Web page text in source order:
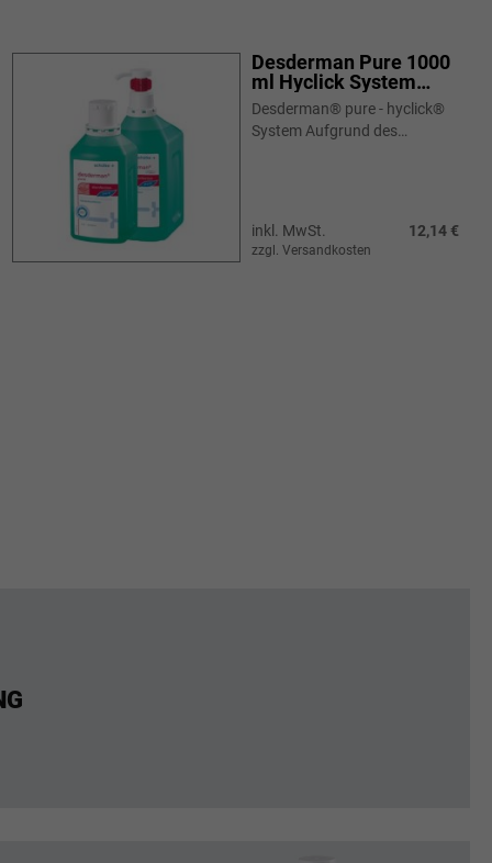
Desderman Pure 1000
ml Hyclick System
Flasche
Desderman® pure - hyclick®
System Aufgrund des
inkl. MwSt. 12,14 €
zzgl. Versandkosten